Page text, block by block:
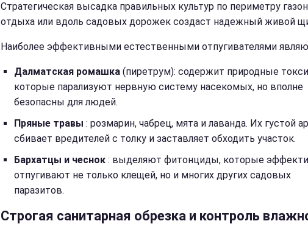
Стратегическая высадка правильных культур по периметру
отдыха или вдоль садовых дорожек создаст надежный живой
Наиболее эффективными естественными отпугивателями
Далматская ромашка (пиретрум): содержит природные
которые парализуют нервную систему насекомых, но вполне
безопасны для людей.
Пряные травы : розмарин, чабрец, мята и лаванда. Их густой
сбивает вредителей с толку и заставляет обходить участок.
Бархатцы и чеснок : выделяют фитонциды, которые
отпугивают не только клещей, но и многих других садовых
паразитов.
Строгая санитарная обрезка и контроль